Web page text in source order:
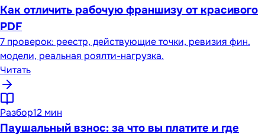
Как отличить рабочую франшизу от красивого
PDF
7 проверок: реестр, действующие точки, ревизия фин.
модели, реальная роялти-нагрузка.
Читать
Разбор12 мин
Паушальный взнос: за что вы платите и где